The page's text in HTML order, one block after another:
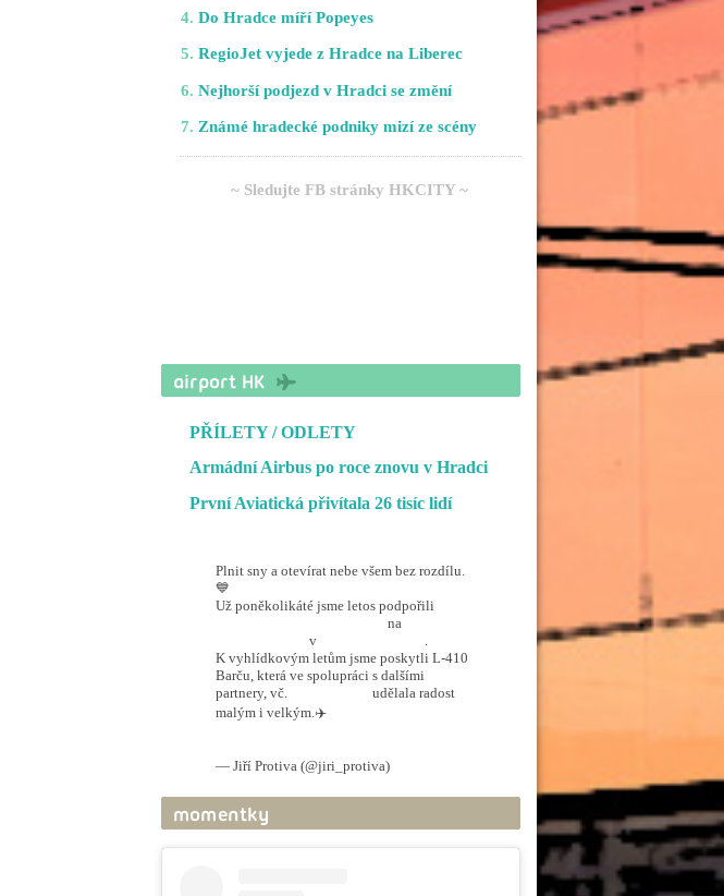
4. Do Hradce míří Popeyes
5. RegioJet vyjede z Hradce na Liberec
6. Nejhorší podjezd v Hradci se změní
7. Známé hradecké podniky mizí ze scény
~ Sledujte FB stránky HKCITY ~
PŘÍLETY / ODLETY
Armádní Airbus po roce znovu v Hradci
První Aviatická přivítala 26 tisíc lidí
Plnit sny a otevírat nebe všem bez rozdílu.
💙
Už poněkolikáté jsme letos podpořili
na
v
.
K vyhlídkovým letům jsme poskytli L-410
Barču, která ve spolupráci s dalšími
partnery, vč.
udělala radost
malým i velkým.✈️
— Jiří Protiva (@jiri_protiva)